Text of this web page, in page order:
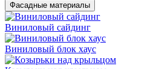
Фасадные материалы
Виниловый сайдинг
Виниловый блок хаус